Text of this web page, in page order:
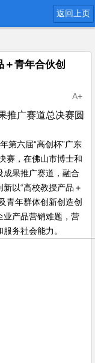
返回上页
青年合伙创
A+
推广赛道总决赛圆
第六届“高创杯”广东
赛，在佛山市博士和
果推广赛道，融合
以“高校教授产品＋
青年群体创新创造创
业产品营销难题，营
务社会能力。